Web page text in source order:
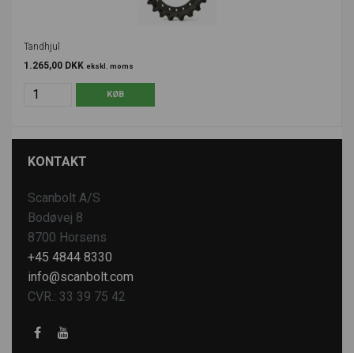
Tandhjul
1.265,00 DKK ekskl. moms
KONTAKT
Scanbolt A/S
Bodøvej 8
8700 Horsens
+45 4844 8330
info@scanbolt.com
CVR.: 33 39 75 42